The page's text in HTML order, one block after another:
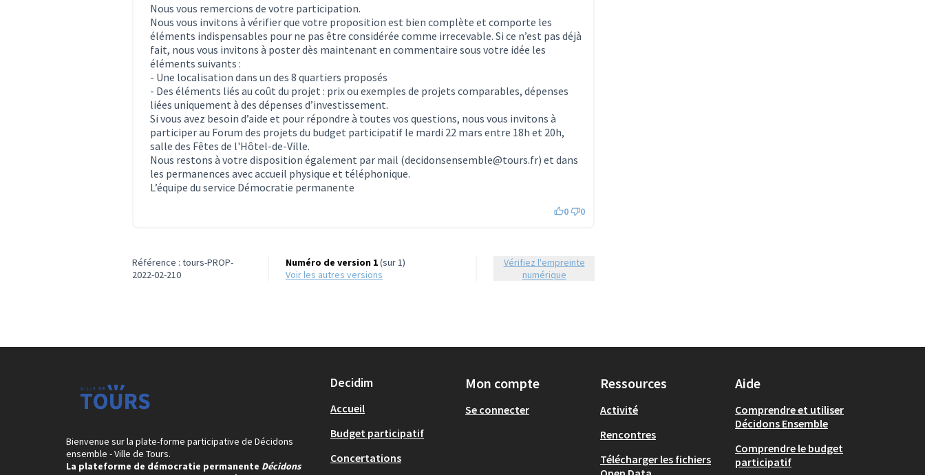
Nous vous remercions de votre participation.
Nous vous invitons à vérifier que votre proposition est bien complète et comporte les
éléments indispensables pour ne pas être considérée comme irrecevable. Si ce n’est pas déjà
fait, nous vous invitons à poster dès maintenant en commentaire sous votre idée les
éléments suivants :
- Une localisation dans un des 8 quartiers proposés
- Des éléments liés au coût du projet : prix ou exemples de projets comparables, dépenses
liées uniquement à des dépenses d’investissement.
Si vous avez besoin d’aide et pour répondre à toutes vos questions, nous vous invitons à
participer au Forum des projets du budget participatif le mardi 22 mars entre 18h et 20h,
salle des Fêtes de l'Hôtel-de-Ville.
Nous restons à votre disposition également par mail (decidonsensemble@tours.fr) et dans
les permanences avec accueil physique et téléphonique.
L’équipe du service Démocratie permanente
0 0
Référence : tours-PROP-
2022-02-210
Numéro de version 1(sur 1)
voir les autres versions
Vérifiez l'empreinte
numérique
Bienvenue sur la plate-forme participative de Décidons
ensemble - Ville de Tours.
La plateforme de démocratie permanente Décidons
Decidim
Accueil
Budget participatif
Concertations
Mon compte
Se connecter
Ressources
Activité
Rencontres
Télécharger les fichiers
Aide
Comprendre et utiliser
Décidons Ensemble
Comprendre le budget
participatif